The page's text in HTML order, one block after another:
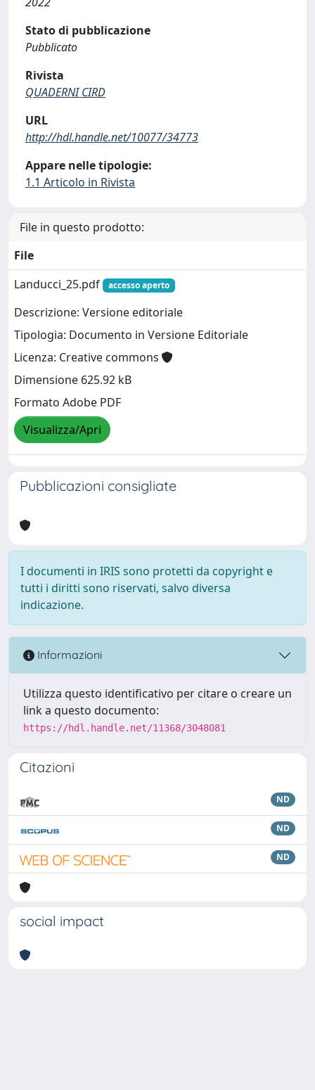
Stato di pubblicazione
Pubblicato
Rivista
QUADERNI CIRD
URL
http://hdl.handle.net/10077/34773
Appare nelle tipologie:
1.1 Articolo in Rivista
File in questo prodotto:
File
Landucci_25.pdf
accesso aperto
Descrizione: Versione editoriale
Tipologia: Documento in Versione Editoriale
Licenza: Creative commons
Dimensione 625.92 kB
Formato Adobe PDF
Visualizza/Apri
Pubblicazioni consigliate
I documenti in IRIS sono protetti da copyright e
tutti i diritti sono riservati, salvo diversa
indicazione.
Informazioni
Utilizza questo identificativo per citare o creare un
link a questo documento:
https://hdl.handle.net/11368/3048081
Citazioni
ND
ND
ND
social impact